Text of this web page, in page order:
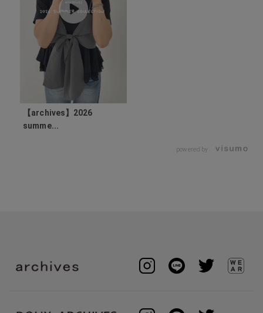
【archives】2026
summe...
powered by